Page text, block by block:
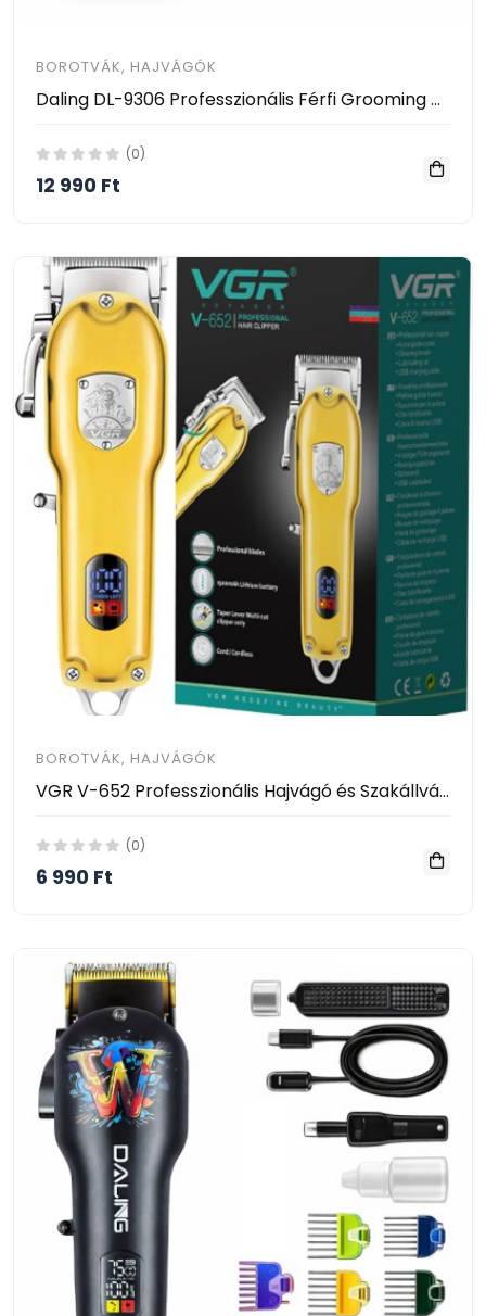
BOROTVÁK, HAJVÁGÓK
Daling DL-9306 Professzionális Férfi Grooming Kit – Hajnyíró és Borotva Szett
(0)
12 990 Ft
BOROTVÁK, HAJVÁGÓK
VGR V-652 Professzionális Hajvágó és Szakállvágó
(0)
6 990 Ft